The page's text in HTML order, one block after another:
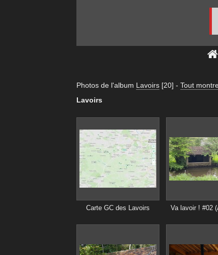
Photos de l'album Lavoirs [20] - Tout
Lavoirs
Carte GC des Lavoirs Va lavoir ! #02